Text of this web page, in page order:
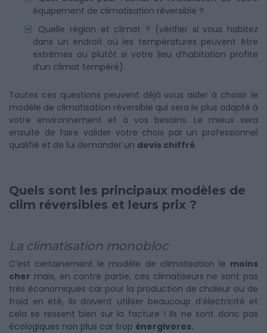
équipement de climatisation réversible ?
Quelle région et climat ? (vérifier si vous habitez
dans un endroit où les températures peuvent être
extrêmes ou plutôt si votre lieu d’habitation profite
d’un climat tempéré).
Toutes ces questions peuvent déjà vous aider à choisir le
modèle de climatisation réversible qui sera le plus adapté à
votre environnement et à vos besoins. Le mieux sera
ensuite de faire valider votre choix par un professionnel
qualifié et de lui demander un devis chiffré.
Quels sont les principaux modèles de
clim réversibles et leurs prix ?
La climatisation monobloc
C’est certainement le modèle de climatisation le moins
cher mais, en contre partie, ces climatiseurs ne sont pas
très économiques car pour la production de chaleur ou de
froid en été, ils doivent utiliser beaucoup d’électricité et
cela se ressent bien sur la facture ! Ils ne sont donc pas
écologiques non plus car trop énergivores.